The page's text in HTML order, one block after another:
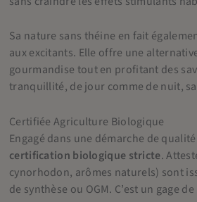
Sa nature sans théine en fait
aux excitants. Elle offre une
gourmandise tout en profitant des
tranquillité, de jour comme de nuit,
Certifiée Agriculture Biologique
Engagé dans une démarche de
certification biologique stricte.
cynorhodon, arômes naturels) sont
de synthèse ou OGM. C’est un gage